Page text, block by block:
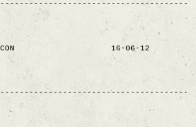
16-06-12